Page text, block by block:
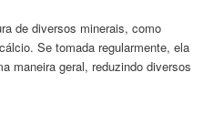
de diversos minerais, como
Se tomada regularmente, ela
maneira geral, reduzindo diversos